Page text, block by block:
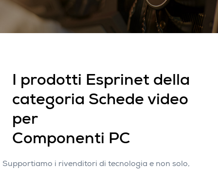
I prodotti Esprinet della
categoria Schede video
per
Componenti PC
Supportiamo i rivenditori di tecnologia e non solo,